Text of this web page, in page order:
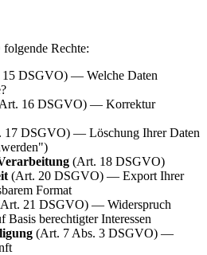
Rechte:
DSGVO) — Welche Daten
16 DSGVO) — Korrektur
17 DSGVO) — Löschung Ihrer Daten
(Art. 18 DSGVO)
(Art. 20 DSGVO) — Export Ihrer
Format
21 DSGVO) — Widerspruch
Basis berechtigter Interessen
(Art. 7 Abs. 3 DSGVO) —